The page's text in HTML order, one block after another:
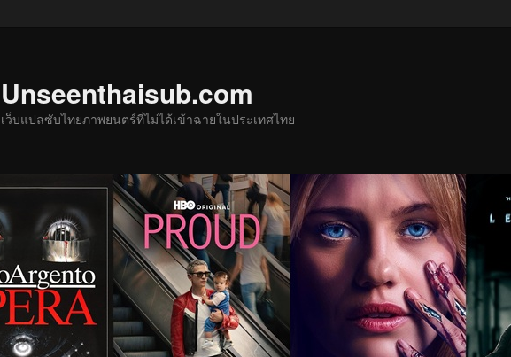
Unseenthaisub.com
เว็บแปลซับไทยภาพยนตร์ที่ไม่ได้เข้าฉายในประเทศไทย